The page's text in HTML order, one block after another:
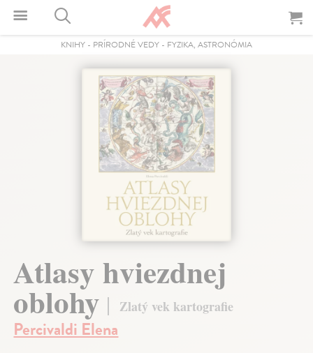
KNIHY - PRÍRODNÉ VEDY - FYZIKA, ASTRONÓMIA
Atlasy hviezdnej
oblohy Zlatý vek kartografie
Percivaldi Elena